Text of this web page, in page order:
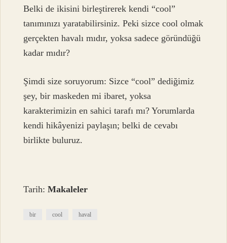
Belki de ikisini birleştirerek kendi “cool”
tanımınızı yaratabilirsiniz. Peki sizce cool olmak
gerçekten havalı mıdır, yoksa sadece göründüğü
kadar mıdır?
Şimdi size soruyorum: Sizce “cool” dediğimiz
şey, bir maskeden mi ibaret, yoksa
karakterimizin en sahici tarafı mı? Yorumlarda
kendi hikâyenizi paylaşın; belki de cevabı
birlikte buluruz.
Tarih:Makaleler
bir cool haval